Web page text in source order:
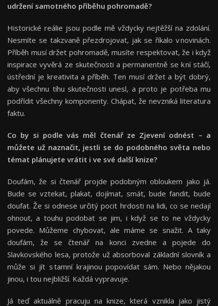
udržení samotného příběhu pohromadě?
Historické reálie jsou podle mě vždycky nejtěžší na zdolání.
Nesmíte se takzvaně přezdrojovat, jak se říkalo v novinách.
Příběh musí držet pohromadě, musíte respektovat, že i když
inspirace vyvěrá ze skutečnosti a permanentně se k ní stáčí,
ústřední je kreativita a příběh. Ten musí držet a být dobrý,
aby všechnu tíhu skutečnosti unesl, a proto je potřeba mu
podřídit všechny komponenty. Chápat, že nevzniká literatura
faktu.
Co by si podle vás měl čtenář ze Zjevení odnést – a
můžete už naznačit, jestli se do podobného světa nebo
témat plánujete vrátit i ve své další knize?
Doufám, že si čtenář projde podobným obloukem jako já.
Bude se vztekat, plakat, dojímat, smát, bude fandit, bude
doufat. Že si odnese určitý pocit hrdosti na lidi, co se nedají
ohnout, a touhu podobat se jim, i když se to ne vždycky
povede. Můžeme chybovat, ale máme se snažit. A taky
doufám, že se čtenář na konci zvedne a pojede do
Slavkovského lesa, protože už absorboval základní slovník a
může si jít s tamní krajinou popovídat sám. Nebo nějakou
jinou, i tou nejbližší. Každá vypravuje.
Já teď aktuálně pracuju na knize, která vznikla jako jistý